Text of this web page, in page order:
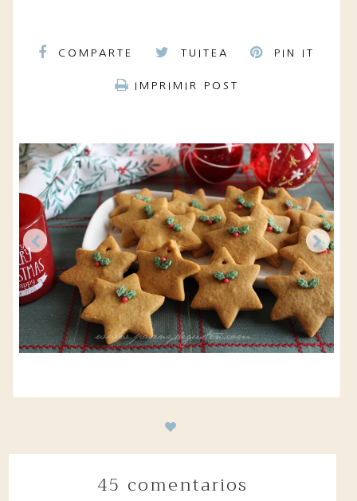
COMPARTE TUITEA PIN IT
IMPRIMIR POST
45 comentarios